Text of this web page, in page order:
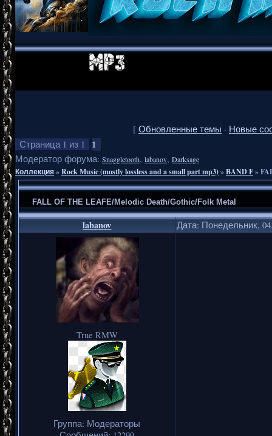
[ Обновленные темы · Новые
Страница 1 из 1 1
Модератор форума: Snaggletooth, labanov, Darksage
Коллекция»Rock Music (mostly lossless and a small part mp3)»BAND F»
FALL OF THE LEAFE/Melodic Death/Gothic/Folk Metal
labanov Дата: Понедельник,
True RMW
Группа: Модераторы